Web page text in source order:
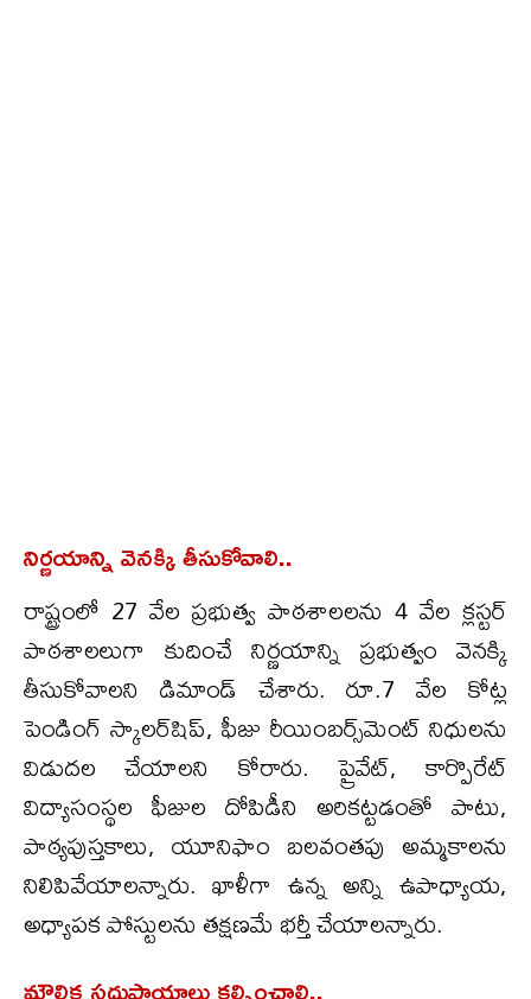
నిర్ణయాన్ని వెనక్కి తీసుకోవాలి..
​రాష్ట్రంలో 27 వేల ప్రభుత్వ పాఠశాలలను 4 వేల క్లస్టర్
పాఠశాలలుగా కుదించే నిర్ణయాన్ని ప్రభుత్వం వెనక్కి
తీసుకోవాలని డిమాండ్ చేశారు. రూ.7 వేల కోట్ల
పెండింగ్ స్కాలర్‌షిప్‌, ఫీజు రీయింబర్స్‌మెంట్ నిధులను
విడుదల చేయాలని కోరారు. ప్రైవేట్, కార్పొరేట్
విద్యాసంస్థల ఫీజుల దోపిడీని అరికట్టడంతో పాటు,
పాఠ్యపుస్తకాలు, యూనిఫాం బలవంతపు అమ్మకాలను
నిలిపివేయాలన్నారు. ఖాళీగా ఉన్న అన్ని ఉపాధ్యాయ,
అధ్యాపక పోస్టులను తక్షణమే భర్తీ చేయాలన్నారు.